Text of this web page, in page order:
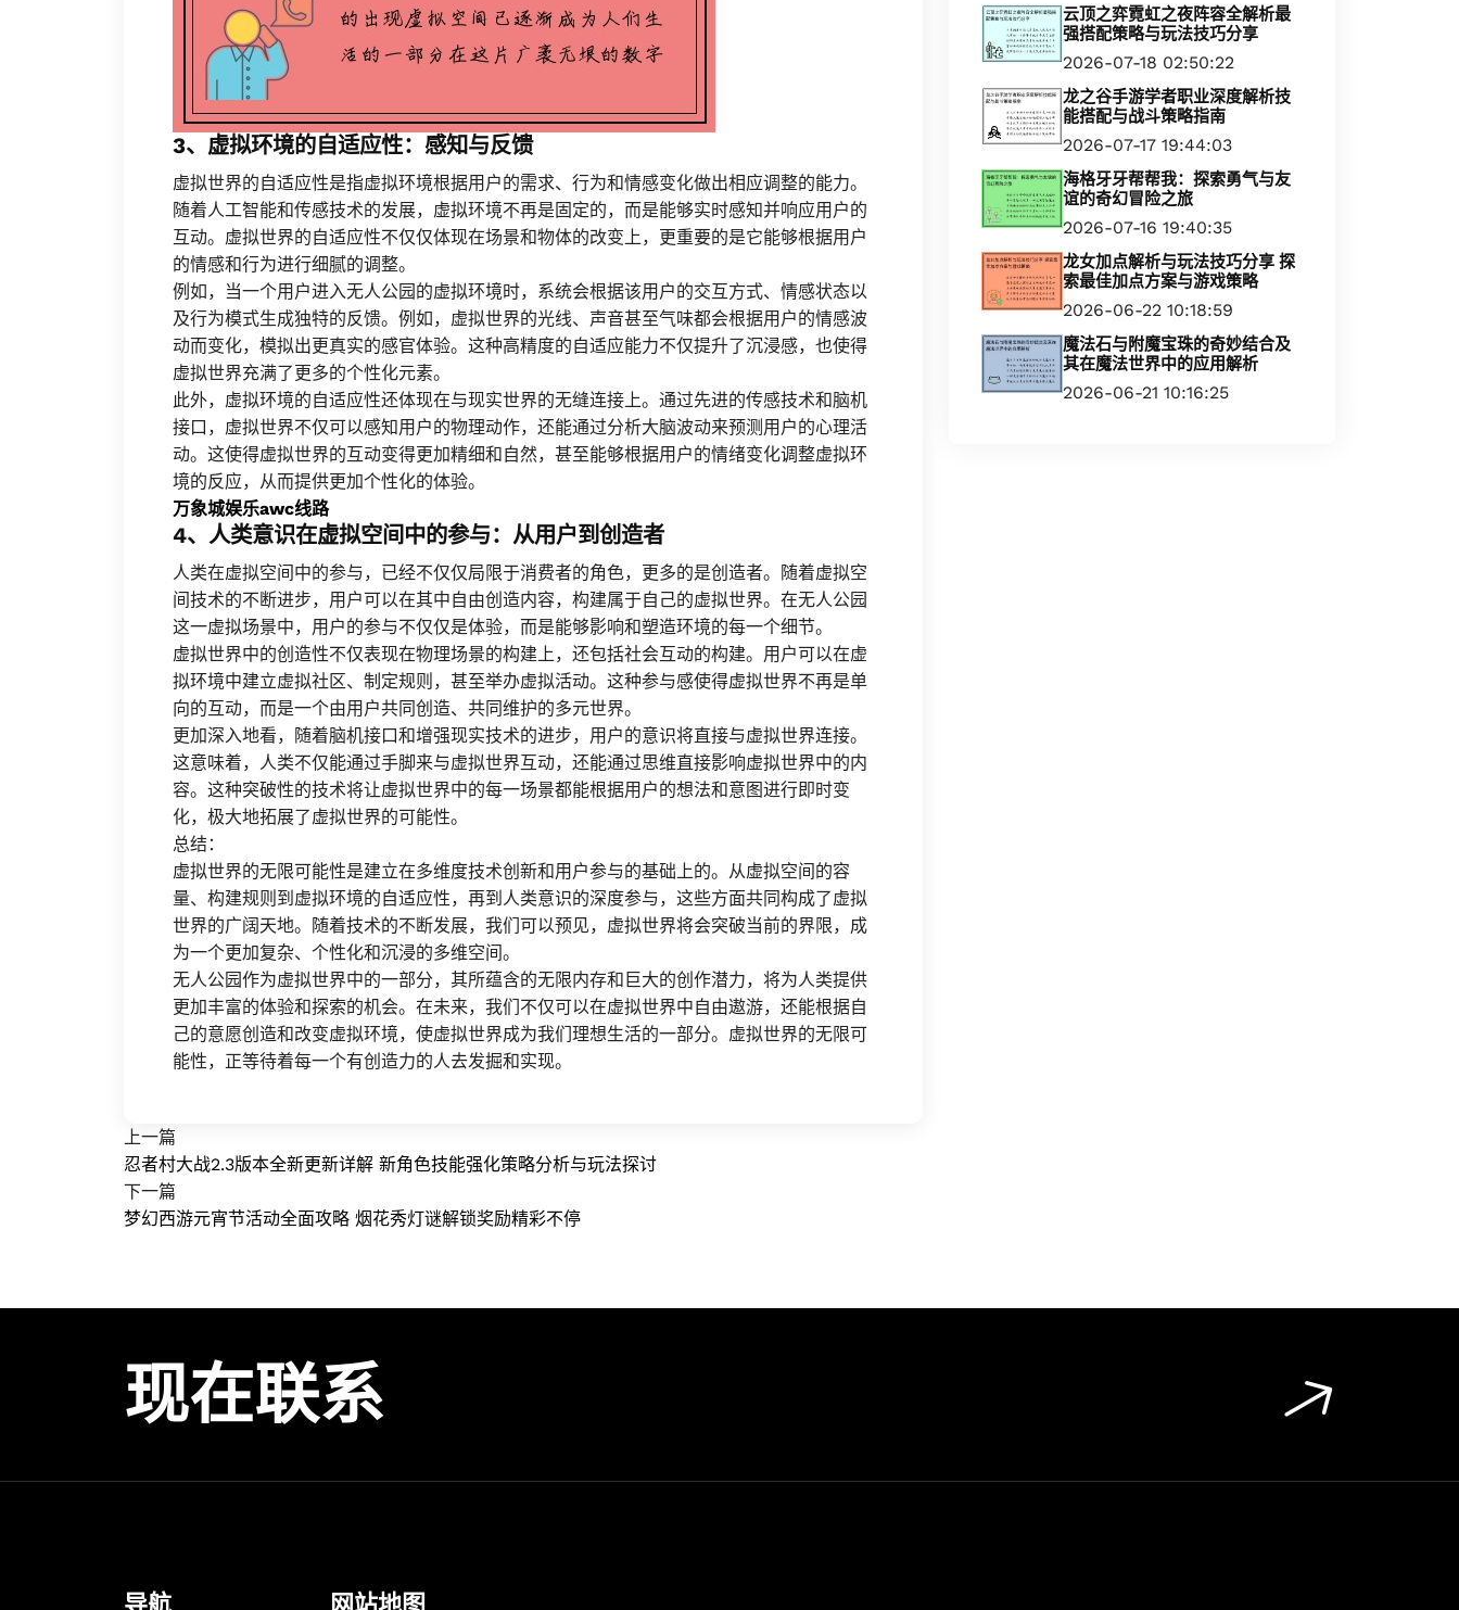
3、虚拟环境的自适应性：感知与反馈
虚拟世界的自适应性是指虚拟环境根据用户的需求、行为和情感变化做出相应调整的能力。
随着人工智能和传感技术的发展，虚拟环境不再是固定的，而是能够实时感知并响应用户的
互动。虚拟世界的自适应性不仅仅体现在场景和物体的改变上，更重要的是它能够根据用户
的情感和行为进行细腻的调整。
例如，当一个用户进入无人公园的虚拟环境时，系统会根据该用户的交互方式、情感状态以
及行为模式生成独特的反馈。例如，虚拟世界的光线、声音甚至气味都会根据用户的情感波
动而变化，模拟出更真实的感官体验。这种高精度的自适应能力不仅提升了沉浸感，也使得
虚拟世界充满了更多的个性化元素。
此外，虚拟环境的自适应性还体现在与现实世界的无缝连接上。通过先进的传感技术和脑机
接口，虚拟世界不仅可以感知用户的物理动作，还能通过分析大脑波动来预测用户的心理活
动。这使得虚拟世界的互动变得更加精细和自然，甚至能够根据用户的情绪变化调整虚拟环
境的反应，从而提供更加个性化的体验。
万象城娱乐awc线路
4、人类意识在虚拟空间中的参与：从用户到创造者
人类在虚拟空间中的参与，已经不仅仅局限于消费者的角色，更多的是创造者。随着虚拟空
间技术的不断进步，用户可以在其中自由创造内容，构建属于自己的虚拟世界。在无人公园
这一虚拟场景中，用户的参与不仅仅是体验，而是能够影响和塑造环境的每一个细节。
虚拟世界中的创造性不仅表现在物理场景的构建上，还包括社会互动的构建。用户可以在虚
拟环境中建立虚拟社区、制定规则，甚至举办虚拟活动。这种参与感使得虚拟世界不再是单
向的互动，而是一个由用户共同创造、共同维护的多元世界。
更加深入地看，随着脑机接口和增强现实技术的进步，用户的意识将直接与虚拟世界连接。
这意味着，人类不仅能通过手脚来与虚拟世界互动，还能通过思维直接影响虚拟世界中的内
容。这种突破性的技术将让虚拟世界中的每一场景都能根据用户的想法和意图进行即时变
化，极大地拓展了虚拟世界的可能性。
总结：
虚拟世界的无限可能性是建立在多维度技术创新和用户参与的基础上的。从虚拟空间的容
量、构建规则到虚拟环境的自适应性，再到人类意识的深度参与，这些方面共同构成了虚拟
世界的广阔天地。随着技术的不断发展，我们可以预见，虚拟世界将会突破当前的界限，成
为一个更加复杂、个性化和沉浸的多维空间。
无人公园作为虚拟世界中的一部分，其所蕴含的无限内存和巨大的创作潜力，将为人类提供
更加丰富的体验和探索的机会。在未来，我们不仅可以在虚拟世界中自由遨游，还能根据自
己的意愿创造和改变虚拟环境，使虚拟世界成为我们理想生活的一部分。虚拟世界的无限可
能性，正等待着每一个有创造力的人去发掘和实现。
上一篇
忍者村大战2.3版本全新更新详解 新角色技能强化策略分析与玩法探讨
下一篇
梦幻西游元宵节活动全面攻略 烟花秀灯谜解锁奖励精彩不停
云顶之弈霓虹之夜阵容全解析最
强搭配策略与玩法技巧分享
2026-07-18 02:50:22
龙之谷手游学者职业深度解析技
能搭配与战斗策略指南
2026-07-17 19:44:03
海格牙牙帮帮我：探索勇气与友
谊的奇幻冒险之旅
2026-07-16 19:40:35
龙女加点解析与玩法技巧分享 探
索最佳加点方案与游戏策略
2026-06-22 10:18:59
魔法石与附魔宝珠的奇妙结合及
其在魔法世界中的应用解析
2026-06-21 10:16:25
现在联系
导航 网站地图